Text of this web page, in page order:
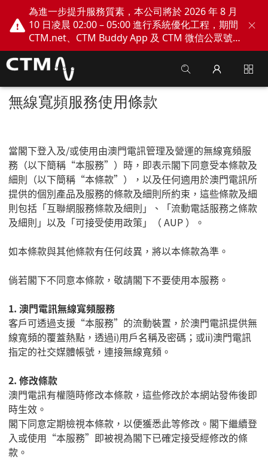
為進一步提升服務質素，本公司將於 2026 年 8 月
10 日凌晨 02:00 – 05:00 進行系統優化工程，期間
CTM.net、CTM Buddy App 及 CTM 微信公眾號
網上服務將會暫停。不便之處，敬請見諒！
無線寬頻服務使用條款
當閣下登入及/或使用由澳門電訊管理及營運的無線寬頻服
務（以下簡稱 “本服務” ）時，即表示閣下同意受本條款及
細則（以下簡稱 “本條款” ），以及任何適用於澳門電訊所
提供的個別產品及服務的條款及細則所約束，這些條款及細
則包括「互聯網服務條款及細則」、「流動電話服務之條款
及細則」以及「可接受使用政策」（ AUP ）。
如本條款與其他條款有任何歧異，將以本條款為準。
倘若閣下不同意本條款，敬請閣下不要使用本服務。
1. 澳門電訊無線寬頻服務
客戶可透過支援 “本服務” 的流動裝置，於澳門電訊提供無
線寬頻的覆蓋熱點，透過i)用戶名稱及密碼；或ii)澳門電訊
指定的社交媒體帳號，連接無線寬頻。
2. 修改條款
澳門電訊有權隨時修改本條款，這些修改於本網站發佈後即
時生效。
閣下同意定期檢視本條款，以便獲悉此等修改。閣下繼續登
入或使用 “本服務” 即被視為閣下已確定接受經修改的條
款。